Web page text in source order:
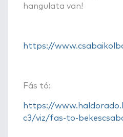
hangulata van!
https://
Fás tó:
https://
c3/viz/fas-to-